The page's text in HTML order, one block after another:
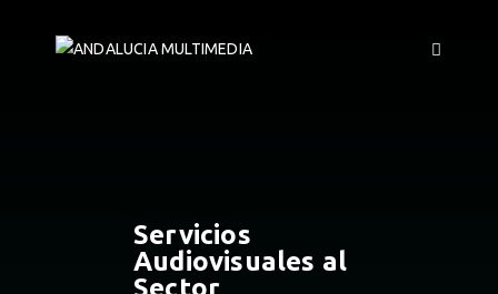
Servicios
Audiovisuales al
Sector